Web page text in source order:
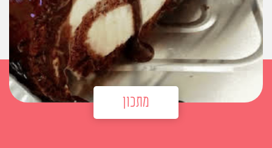
מתכון